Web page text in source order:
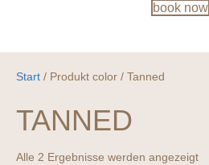
book now
Start / Produkt color / Tanned
TANNED
Alle 2 Ergebnisse werden angezeigt